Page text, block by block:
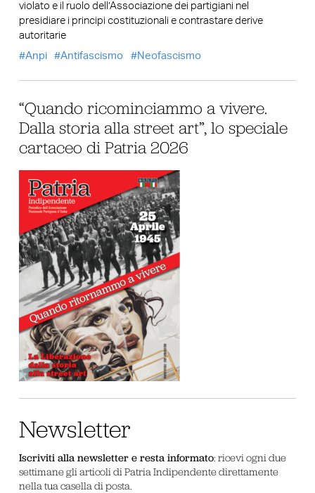
violato e il ruolo dell’Associazione dei partigiani nel
presidiare i principi costituzionali e contrastare derive
autoritarie
Anpi
Antifascismo Neofascismo
“Quando ricominciammo a vivere.
Dalla storia alla street art”, lo speciale
cartaceo di Patria 2026
Newsletter
Iscriviti alla newsletter e resta informato: ricevi ogni due
settimane gli articoli di Patria Indipendente direttamente
nella tua casella di posta.